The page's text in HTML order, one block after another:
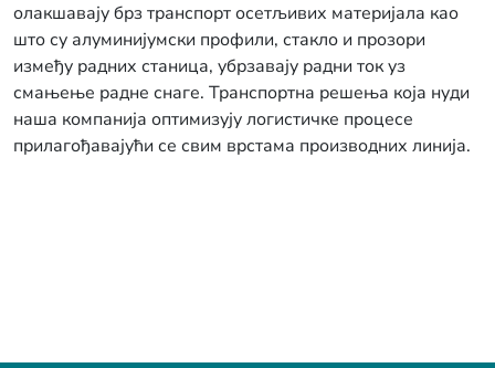
олакшавају брз транспорт осетљивих материјала као
што су алуминијумски профили, стакло и прозори
између радних станица, убрзавају радни ток уз
смањење радне снаге. Транспортна решења која нуди
наша компанија оптимизују логистичке процесе
прилагођавајући се свим врстама производних линија.